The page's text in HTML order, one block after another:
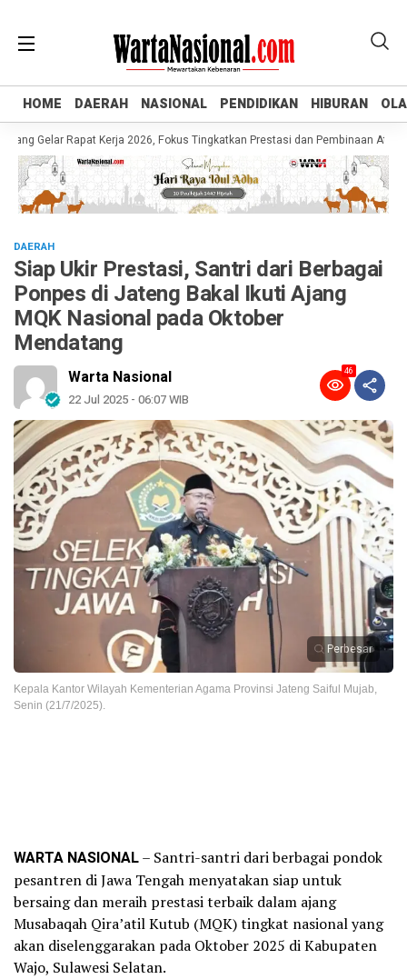
HOME DAERAH NASIONAL PENDIDIKAN HIBURAN
HOME DAERAH NASIONAL PENDIDIKAN HIBURAN
Gelar Rapat Kerja 2026, Fokus Tingkatkan Prestasi dan Pembinaan Atlet Muda
DAERAH
Siap Ukir Prestasi, Santri dari Berbagai
Ponpes di Jateng Bakal Ikuti Ajang
MQK Nasional pada Oktober
Mendatang
Warta Nasional
22 Jul 2025 - 06:07 WIB
46
Perbesar
Kepala Kantor Wilayah Kementerian Agama Provinsi Jateng Saiful Mujab,
Senin (21/7/2025).
WARTA NASIONAL– Santri-santri dari berbagai pondok
pesantren di Jawa Tengah menyatakan siap untuk
bersaing dan meraih prestasi terbaik dalam ajang
Musabaqah Qira’atil Kutub (MQK) tingkat nasional yang
akan diselenggarakan pada Oktober 2025 di Kabupaten
Wajo, Sulawesi Selatan.